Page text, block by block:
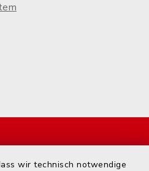
wir technisch notwendige